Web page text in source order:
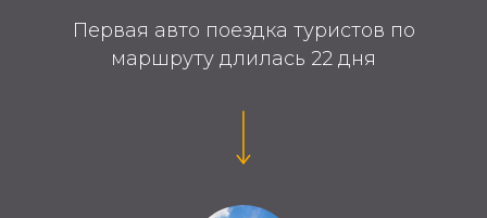
Первая авто поездка туристов по
маршруту длилась 22 дня